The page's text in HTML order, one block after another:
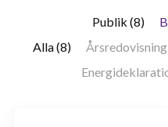
Publik (8)
Alla (8)